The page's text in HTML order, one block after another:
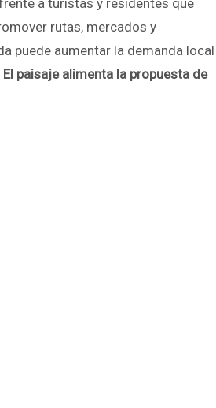
a turistas y residentes que
rutas, mercados y
puede aumentar la demanda local
El paisaje alimenta la propuesta de